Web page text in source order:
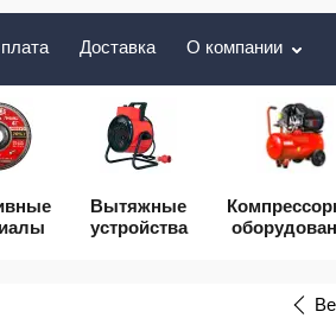
Доставка О компании
Вытяжные
устройства